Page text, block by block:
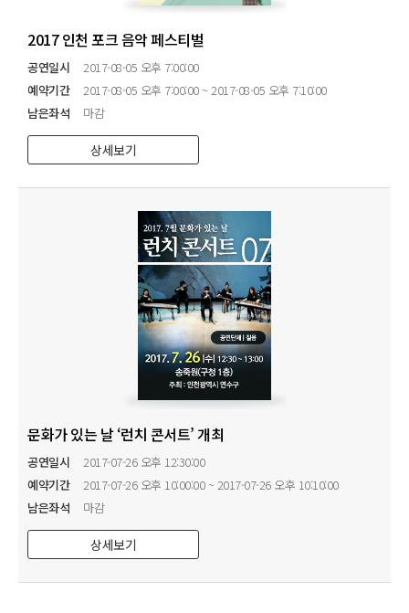
2017 인천 포크 음악 페스티벌
공연일시
2017-08-05 오후 7:00:00
예약기간
2017-08-05 오후 7:00:00 ~ 2017-08-05 오후 7:10:00
남은좌석
마감
상세보기
문화가 있는 날 ‘런치 콘서트’ 개최
공연일시
2017-07-26 오후 12:30:00
예약기간
2017-07-26 오후 10:00:00 ~ 2017-07-26 오후 10:10:00
남은좌석
마감
상세보기